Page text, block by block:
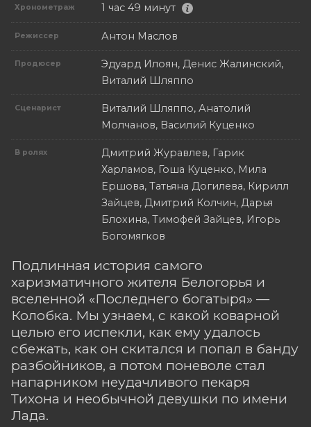
Хронометраж 1 час 49 минут
Режиссер Антон Маслов
Продюсер
Эдуард Илоян, Денис Жалинский,
Виталий Шляппо
Сценарист
Виталий Шляппо, Анатолий
Молчанов, Василий Куценко
В ролях
Дмитрий Журавлев, Гарик
Харламов, Гоша Куценко, Мила
Ершова, Татьяна Догилева, Кирилл
Зайцев, Дмитрий Колчин, Дарья
Блохина, Тимофей Зайцев, Игорь
Богомягков
Подлинная история самого
харизматичного жителя Белогорья и
вселенной «Последнего богатыря» —
Колобка. Мы узнаем, с какой коварной
целью его испекли, как ему удалось
сбежать, как он скитался и попал в банду
разбойников, а потом поневоле стал
напарником неудачливого пекаря
Тихона и необычной девушки по имени
Лада.